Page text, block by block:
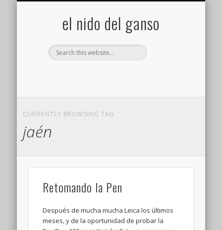
el nido del ganso
CURRENTLY BROWSING TAG
jaén
Retomando la Pen
Después de mucha mucha Leica los últimos
meses, y de la oportunidad de probar la